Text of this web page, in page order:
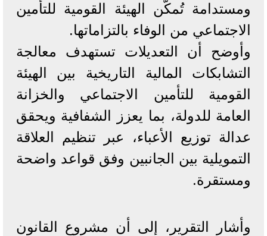
ومستدامة تُمكّن الهيئة القومية للتأمين
الاجتماعي من الوفاء بالتزاماتها.
وأوضح أن التعديلات تستهدف معالجة
التشابكات المالية التاريخية بين الهيئة
القومية للتأمين الاجتماعي والخزانة
العامة للدولة، بما يعزز الشفافية ويحقق
عدالة توزيع الأعباء، عبر تنظيم العلاقة
التمويلية بين الجانبين وفق قواعد واضحة
ومستقرة.
وأشار التقرير، إلى أن مشروع القانون